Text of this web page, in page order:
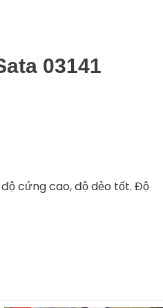
03141
cứng cao, độ dẻo tốt. Độ